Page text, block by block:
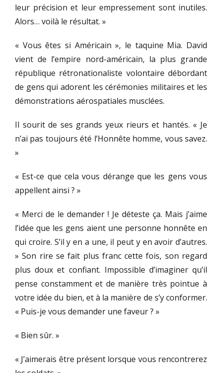
leur précision et leur empressement sont inutiles.
Alors… voilà le résultat. »
« Vous êtes si Américain », le taquine Mia. David
vient de l’empire nord-américain, la plus grande
république rétronationaliste volontaire débordant
de gens qui adorent les cérémonies militaires et les
démonstrations aérospatiales musclées.
Il sourit de ses grands yeux rieurs et hantés. « Je
n’ai pas toujours été l’Honnête homme, vous savez.
»
« Est-ce que cela vous dérange que les gens vous
appellent ainsi ? »
« Merci de le demander ! Je déteste ça. Mais j’aime
l’idée que les gens aient une personne honnête en
qui croire. S’il y en a une, il peut y en avoir d’autres.
» Son rire se fait plus franc cette fois, son regard
plus doux et confiant. Impossible d’imaginer qu’il
pense constamment et de manière très pointue à
votre idée du bien, et à la manière de s’y conformer.
« Puis-je vous demander une faveur ? »
« Bien sûr. »
« J’aimerais être présent lorsque vous rencontrerez